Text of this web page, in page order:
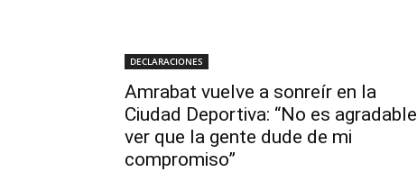
DECLARACIONES
Amrabat vuelve a sonreír en la
Ciudad Deportiva: “No es agradable
ver que la gente dude de mi
compromiso”